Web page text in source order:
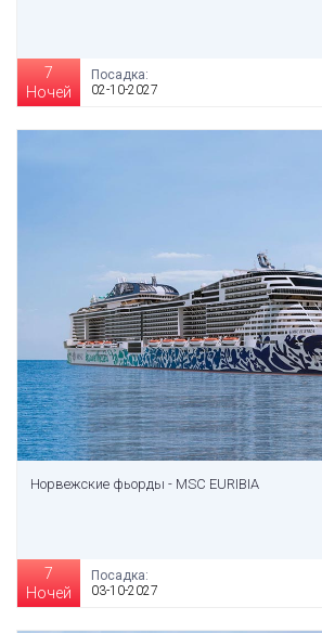
7
Ночей
Посадка:
02-10-2027
Норвежские фьорды - MSC EURIBIA
7
Ночей
Посадка:
03-10-2027